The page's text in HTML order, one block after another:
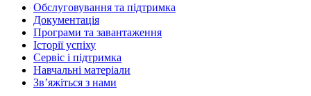
Обслуговування та підтримка
Документація
Програми та завантаження
Історії успіху
Сервіс і підтримка
Навчальні матеріали
Зв’яжіться з нами